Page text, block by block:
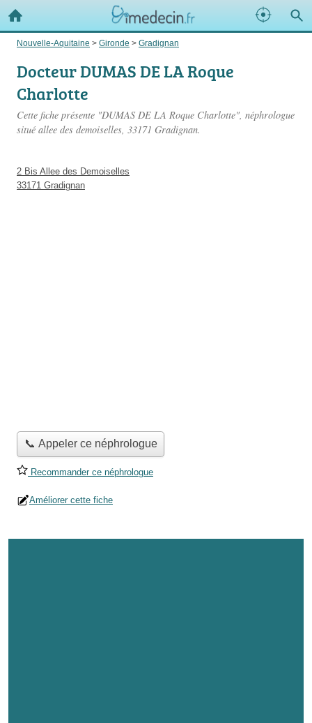
Nouvelle-Aquitaine > Gironde > Gradignan
Docteur DUMAS DE LA Roque
Charlotte
Cette fiche présente "DUMAS DE LA Roque Charlotte", néphrologue
situé allee des demoiselles, 33171 Gradignan.
2 Bis Allee des Demoiselles
33171 Gradignan
📞 Appeler ce néphrologue
Recommander ce néphrologue
Améliorer cette fiche